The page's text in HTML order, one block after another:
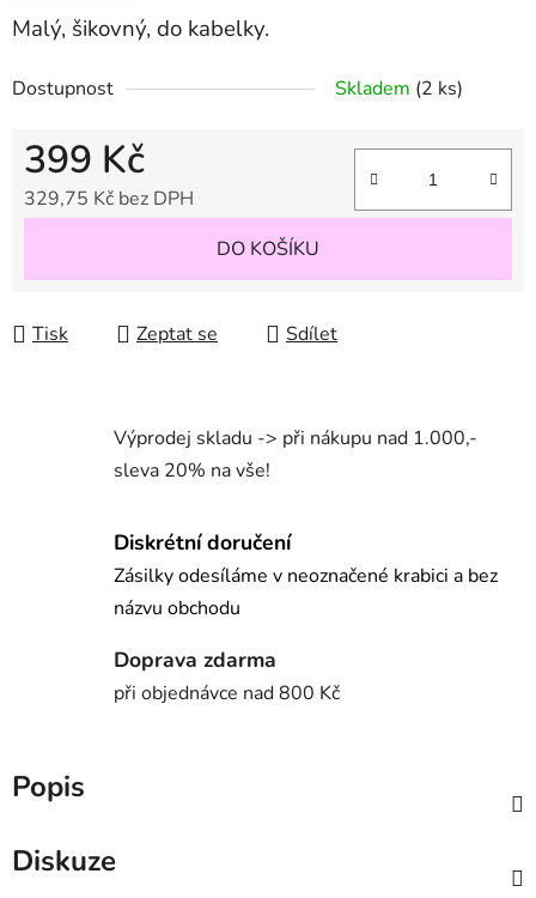
Malý, šikovný, do kabelky.
Dostupnost Skladem (2 ks)
399 Kč
329,75 Kč bez DPH
DO KOŠÍKU
Tisk Zeptat se Sdílet
Výprodej skladu -> při nákupu nad 1.000,-
sleva 20% na vše!
Diskrétní doručení
Zásilky odesíláme v neoznačené krabici a bez
názvu obchodu
Doprava zdarma
při objednávce nad 800 Kč
Popis
Diskuze